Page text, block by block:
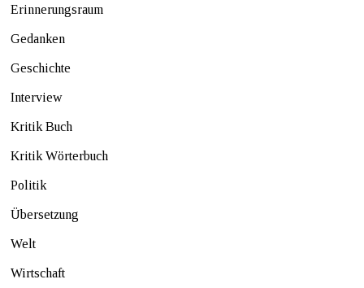
Erinnerungsraum
Gedanken
Geschichte
Interview
Kritik Buch
Kritik Wörterbuch
Politik
Übersetzung
Welt
Wirtschaft